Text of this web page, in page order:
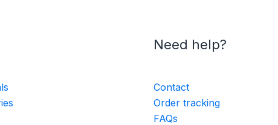
Need help?
Contact
Order tracking
FAQs